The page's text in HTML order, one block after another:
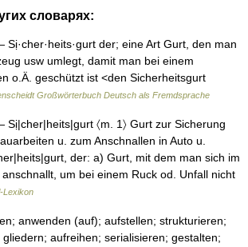
словарях:
Sị·cher·heits·gurt der; eine Art Gurt, den man
usw umlegt, damit man bei einem
o.Ä. geschützt ist <den Sicherheitsgurt
Großwörterbuch Deutsch als Fremdsprache
Sị|cher|heits|gurt 〈m. 1〉 Gurt zur Sicherung
u. zum Anschnallen in Auto u.
der: a) Gurt, mit dem man sich im
um bei einem Ruck od. Unfall nicht
Lexikon
anwenden (auf); aufstellen; strukturieren;
aufreihen; serialisieren; gestalten;